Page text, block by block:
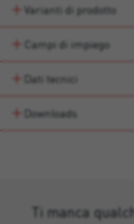
Varianti di prodotto
Campi di impiego
Dati tecnici
Downloads
Ti manca